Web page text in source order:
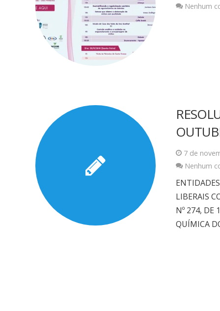
Nenhum
7 de
Nenhum
LIBERAIS
Nº 274, DE
QUÍMICA